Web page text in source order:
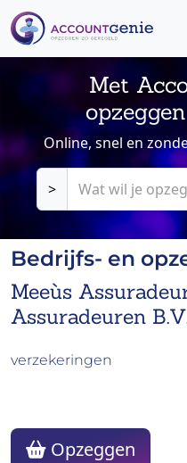
Met
Online, snel en
>
Bedrijfs- en
Meeùs
Assuradeuren
verzekeringen
Opzeggen